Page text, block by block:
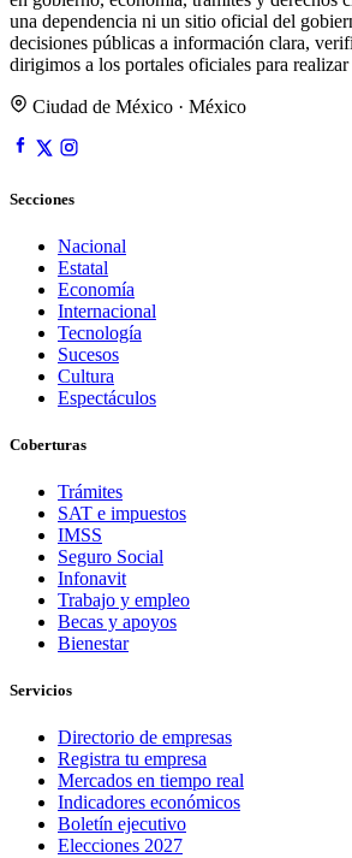
una dependencia ni un sitio oficial del
decisiones públicas a información clara,
dirigimos a los portales oficiales para realizar
Ciudad de México · México
Secciones
Nacional
Estatal
Economía
Internacional
Tecnología
Sucesos
Cultura
Espectáculos
Coberturas
Trámites
SAT e impuestos
IMSS
Seguro Social
Infonavit
Trabajo y empleo
Becas y apoyos
Bienestar
Servicios
Directorio de empresas
Registra tu empresa
Mercados en tiempo real
Indicadores económicos
Boletín ejecutivo
Elecciones 2027